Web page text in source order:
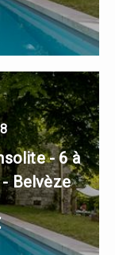
- 6 à
Belvèze